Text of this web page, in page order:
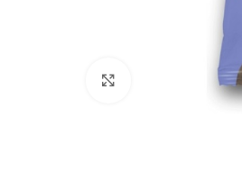
Click to enlarge